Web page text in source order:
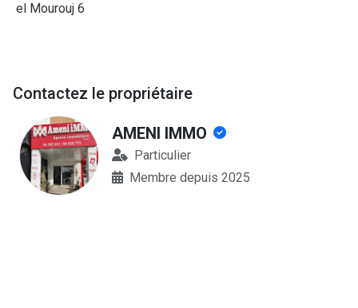
el Mourouj 6
Contactez le propriétaire
AMENI IMMO
Particulier
Membre depuis 2025